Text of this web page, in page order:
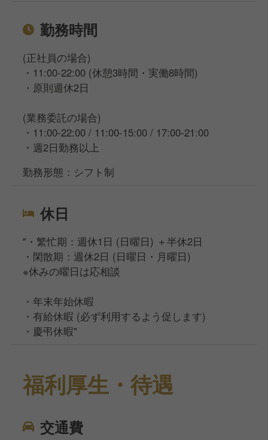
勤務時間
(正社員の場合)
・11:00-22:00 (休憩3時間・実働8時間)
・原則週休2日
(業務委託の場合)
・11:00-22:00 / 11:00-15:00 / 17:00-21:00
・週2日勤務以上
勤務形態：シフト制
休日
"・繁忙期：週休1日 (日曜日) ＋半休2日
・閑散期：週休2日 (日曜日・月曜日)
※休みの曜日は応相談
・年末年始休暇
・有給休暇 (必ず利用するよう促します)
・慶弔休暇"
福利厚生・待遇
交通費